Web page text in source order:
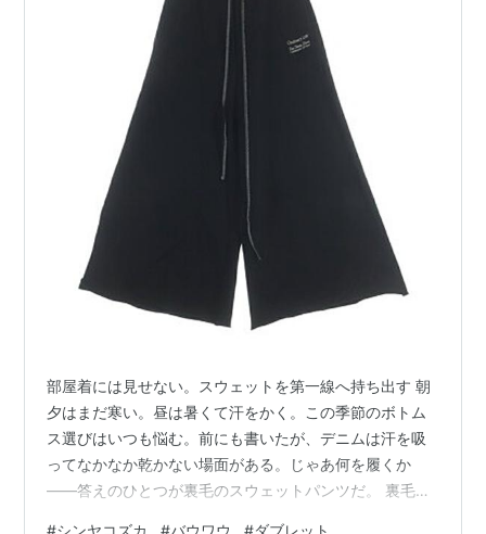
部屋着には見せない。スウェットを第一線へ持ち出す 朝
夕はまだ寒い。昼は暑くて汗をかく。この季節のボトム
ス選びはいつも悩む。前にも書いたが、デニムは汗を吸
ってなかなか乾かない場面がある。じゃあ何を履くか
——答えのひとつが裏毛のスウェットパンツだ。 裏毛は
#シンヤコズカ #バウワウ #ダブレット